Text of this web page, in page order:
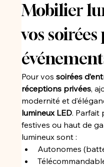
Mobilier
vos
Pour vos soirées
réceptions privées,
modernité et
lumineux LED. Parfait
festives ou haut de
lumineux sont :
Autonomes